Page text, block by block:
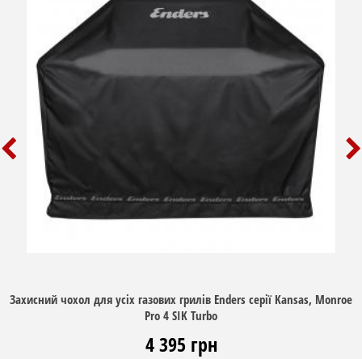
Захисний чохол для усіх газових грилів Enders серії Kansas, Monroe
Pro 4 SIK Turbo
4 395 грн